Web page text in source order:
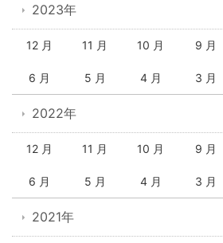
2023年
12 月 11 月 10 月 9 月
6 月 5 月 4 月 3 月
2022年
12 月 11 月 10 月 9 月
6 月 5 月 4 月 3 月
2021年